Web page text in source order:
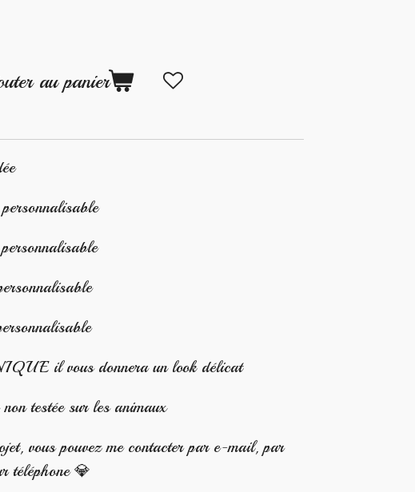
au panier
il vous donnera un look délicat
testée sur les animaux
vous pouvez me contacter par e-mail, par
téléphone 💎